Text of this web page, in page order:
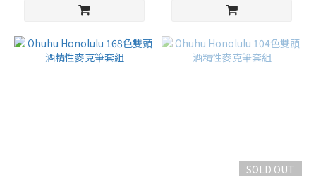
SOLD OUT